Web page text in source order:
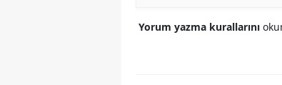
Yorum yazma kurallarını